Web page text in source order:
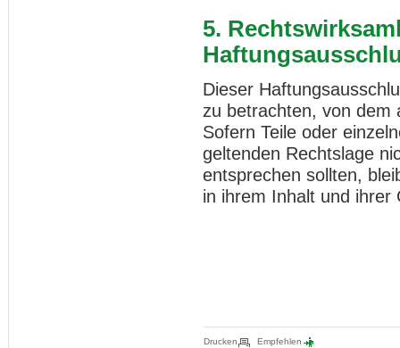
5.
Dieser
zu betrachten, von dem
Sofern Teile oder
geltenden Rechtslage
entsprechen sollten,
in ihrem Inhalt und ihrer
Drucken Empfehlen